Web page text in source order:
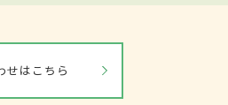
せはこちら